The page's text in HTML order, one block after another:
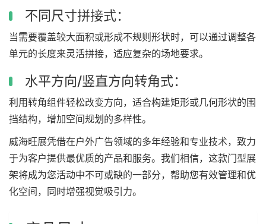
不同尺寸拼接式：
当需要覆盖较大面积或形成不规则形状时，可以通过调整各
单元的长度来灵活拼接，适应复杂的场地要求。
水平方向/竖直方向转角式：
利用转角组件轻松改变方向，适合构建矩形或几何形状的围
挡结构，增加空间规划的多样性。
威海旺展凭借在户外广告领域的多年经验和专业技术，致力
于为客户提供最优质的产品和服务。我们相信，这款门型展
架将成为您活动中不可或缺的一部分，帮助您有效管理和优
化空间，同时增强视觉吸引力。